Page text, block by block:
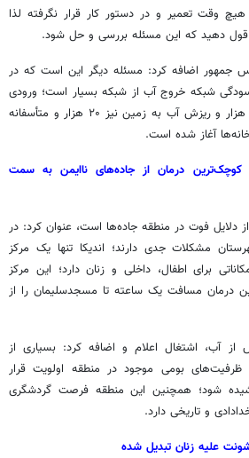
وقت تعمیر و در دستور کار قرار نگرفته لذا
دهید که این مسئله بررسی و حل شود.
جمهور اضافه کرد: مسئله دیگر این است که در
شبکه خروج آب از شبکه بسیار است؛ ورودی
آن ۵۰ هزار، مصرف مردم ۳۰ هزار و ریزش آب به زمین نیز ۲۰ هزار و متأسفانه
آغاز شده است.
کوچک‌ترین درمان از جاده‌های ناایمن به سمت
از دلایل فوت در منطقه جاده‌ها است، عنوان کرد: در
مشکلات جدی دارند؛ اندیکا تنها یک مرکز
برای اطفال، داخلی و زنان دارد؛ این مرکز
درمان مسافت یک ساعته تا مسجدسلیمان را از
آب، اشتغال اعلام و اضافه کرد: بسیاری از
ظرفیت‌های بومی موجود در منطقه اولویت قرار
شود؛ همچنین این منطقه فرصت گردشگری
و تاریخی دارد.
علیه زنان تبدیل شده